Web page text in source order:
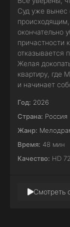
Суд уже вынес
окончательно
причастности
отказывается
Желая
квартиру, где
и начинает
Год: 2026
Страна: Россия
Жанр:
Время: 48 мин
Качество: HD
Смотреть